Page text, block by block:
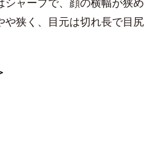
や狭く、目元は切れ長で目尻